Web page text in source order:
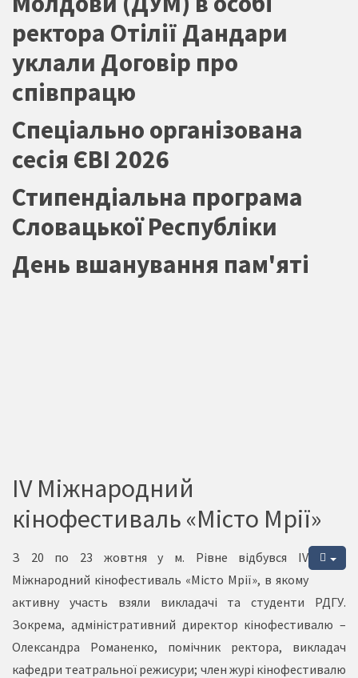
ректора Отілії Дандари
уклали Договір про
співпрацю
Спеціально організована
сесія ЄВІ 2026
Стипендіальна програма
Словацької Республіки
День вшанування пам'яті
IV Міжнародний
кінофестиваль «Місто Мрії»
З 20 по 23 жовтня у м. Рівне відбувся IV
Міжнародний кінофестиваль «Місто Мрії», в якому
активну участь взяли викладачі та студенти РДГУ.
Зокрема, адміністративний директор кінофестивалю –
Олександра Романенко, помічник ректора, викладач
кафедри театральної режисури; член журі кінофестивалю